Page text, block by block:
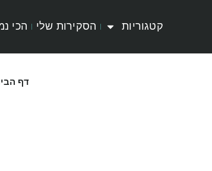
קטגוריות הסקירות שלי הכי
דף